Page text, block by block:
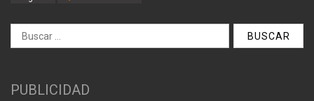
Buscar:
PUBLICIDAD